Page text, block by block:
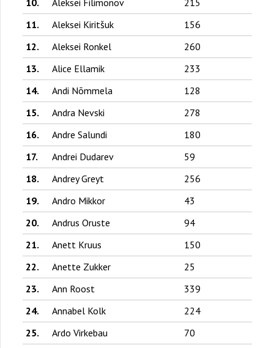
10.
Aleksei Filimonov
215
11.
Aleksei Kiritšuk
156
12.
Aleksei Ronkel
260
13.
Alice Ellamik
233
14.
Andi Nõmmela
128
15.
Andra Nevski
278
16.
Andre Salundi
180
17.
Andrei Dudarev
59
18.
Andrey Greyt
256
19.
Andro Mikkor
43
20.
Andrus Oruste
94
21.
Anett Kruus
150
22.
Anette Zukker
25
23.
Ann Roost
339
24.
Annabel Kolk
224
25.
Ardo Virkebau
70